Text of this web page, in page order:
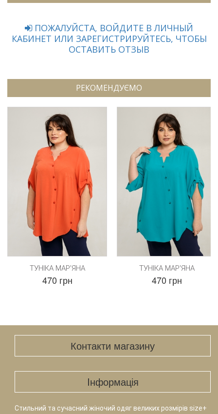
ПОЖАЛУЙСТА, ВОЙДИТЕ В ЛИЧНЫЙ
КАБИНЕТ ИЛИ ЗАРЕГИСТРИРУЙТЕСЬ, ЧТОБЫ
ОСТАВИТЬ ОТЗЫВ
РЕКОМЕНДУЄМО
ТУНІКА МАР'ЯНА
470 грн
ТУНІКА МАР'ЯНА
470 грн
Контакти магазину
Iнформація
Стильний та сучасний жіночий одяг великих розмірів size+